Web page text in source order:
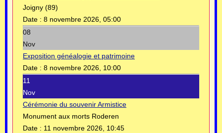
Joigny (89)
Date : 8 novembre 2026, 05:00
08
Nov
Exposition généalogie et patrimoine
Date : 8 novembre 2026, 10:00
11
Nov
Cérémonie du souvenir Armistice
Monument aux morts Roderen
Date : 11 novembre 2026, 10:45